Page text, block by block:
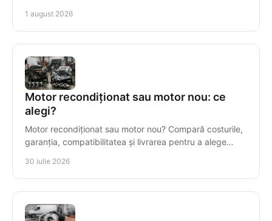
1 august 2026
Motor recondiționat sau motor nou: ce
alegi?
Motor recondiționat sau motor nou? Compară costurile,
garanția, compatibilitatea și livrarea pentru a alege
30 iulie 2026